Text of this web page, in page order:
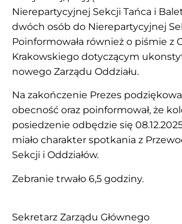
Nierepartycyjnej Sekcji Tańca i
dwóch osób do Nierepartycyjnej
Poinformowała również o piśmie z
Krakowskiego dotyczącym
nowego Zarządu Oddziału.
Na zakończenie Prezes
obecność oraz poinformował, że
posiedzenie odbędzie się
miało charakter spotkania z
Sekcji i Oddziałów.
Zebranie trwało 6,5
Sekretarz Zarządu Głównego